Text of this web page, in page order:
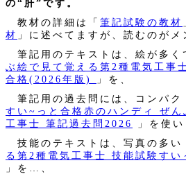
の“肝”です。
教材の詳細は「 筆記試験の教材
材 」に述べてますが、読むのが
筆記用のテキストは、絵が多く
ぶ絵で見て覚える第2種電気工事
合格(2026年版)
」を、
筆記用の過去問には、コンパク
すい~っと合格赤のハンディ ぜ
工事士 筆記過去問2026
」を使い
技能のテキストは、写真の多い
る第2種電気工事士 技能試験すい
」を…、